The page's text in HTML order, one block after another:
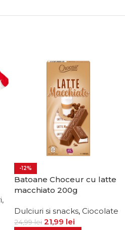
-12%
Batoane Choceur cu latte
macchiato 200g
Dulciuri si snacks, Ciocolate
24,99lei 21,99 lei